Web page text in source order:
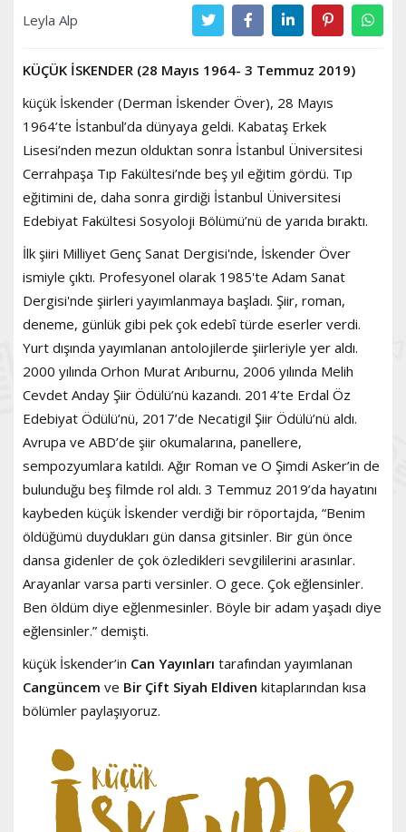
Leyla Alp
KÜÇÜK İSKENDER (28 Mayıs 1964- 3 Temmuz 2019)
küçük İskender (Derman İskender Över), 28 Mayıs
1964’te İstanbul’da dünyaya geldi. Kabataş Erkek
Lisesi’nden mezun olduktan sonra İstanbul Üniversitesi
Cerrahpaşa Tıp Fakültesi’nde beş yıl eğitim gördü. Tıp
eğitimini de, daha sonra girdiği İstanbul Üniversitesi
Edebiyat Fakültesi Sosyoloji Bölümü’nü de yarıda bıraktı.
İlk şiiri Milliyet Genç Sanat Dergisi'nde, İskender Över
ismiyle çıktı. Profesyonel olarak 1985'te Adam Sanat
Dergisi'nde şiirleri yayımlanmaya başladı. Şiir, roman,
deneme, günlük gibi pek çok edebî türde eserler verdi.
Yurt dışında yayımlanan antolojilerde şiirleriyle yer aldı.
2000 yılında Orhon Murat Arıburnu, 2006 yılında Melih
Cevdet Anday Şiir Ödülü’nü kazandı. 2014’te Erdal Öz
Edebiyat Ödülü’nü, 2017’de Necatigil Şiir Ödülü’nü aldı.
Avrupa ve ABD’de şiir okumalarına, panellere,
sempozyumlara katıldı. Ağır Roman ve O Şimdi Asker’in de
bulunduğu beş filmde rol aldı. 3 Temmuz 2019’da hayatını
kaybeden küçük İskender verdiği bir röportajda, “Benim
öldüğümü duydukları gün dansa gitsinler. Bir gün önce
dansa gidenler de çok özledikleri sevgililerini arasınlar.
Arayanlar varsa parti versinler. O gece. Çok eğlensinler.
Ben öldüm diye eğlenmesinler. Böyle bir adam yaşadı diye
eğlensinler.” demişti.
küçük İskender’in Can Yayınları tarafından yayımlanan
Cangüncem ve Bir Çift Siyah Eldiven kitaplarından kısa
bölümler paylaşıyoruz.